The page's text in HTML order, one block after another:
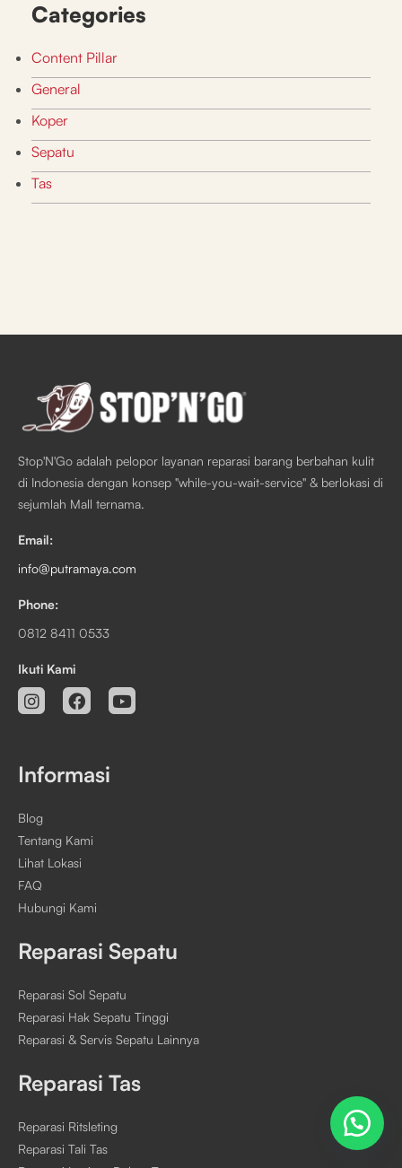
Categories
Content Pillar
General
Koper
Sepatu
Tas
Stop'N'Go adalah pelopor layanan reparasi barang berbahan kulit
di Indonesia dengan konsep "while-you-wait-service" & berlokasi di
sejumlah Mall ternama.
Email:
info@putramaya.com
Phone:
0812 8411 0533
Ikuti Kami
Informasi
Blog
Tentang Kami
Lihat Lokasi
FAQ
Hubungi Kami
Reparasi Sepatu
Reparasi Sol Sepatu
Reparasi Hak Sepatu Tinggi
Reparasi & Servis Sepatu Lainnya
Reparasi Tas
Reparasi Ritsleting
Reparasi Tali Tas